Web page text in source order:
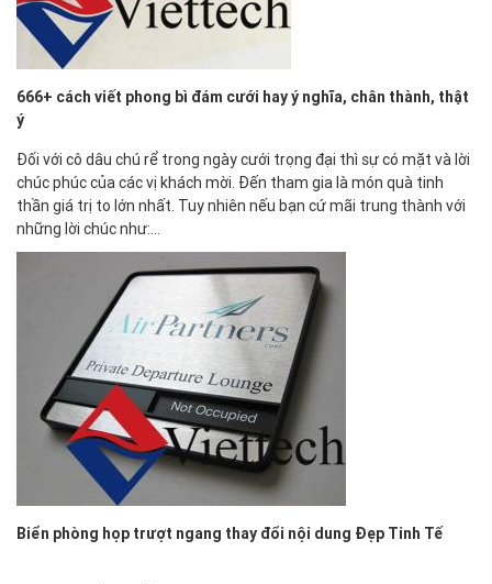
666+ cách viết phong bì đám cưới hay ý nghĩa, chân thành, thật
ý
Đối với cô dâu chú rể trong ngày cưới trọng đại thì sự có mặt và lời
chúc phúc của các vị khách mời. Đến tham gia là món quà tinh
thần giá trị to lớn nhất. Tuy nhiên nếu bạn cứ mãi trung thành với
những lời chúc như:…
Biển phòng họp trượt ngang thay đổi nội dung Đẹp Tinh Tế